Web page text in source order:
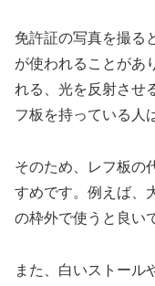
免許証の写真を撮る
が使われることがあ
れる、光を反射させ
フ板を持っている人
そのため、レフ板の
すめです。例えば、
の枠外で使うと良い
また、白いストール